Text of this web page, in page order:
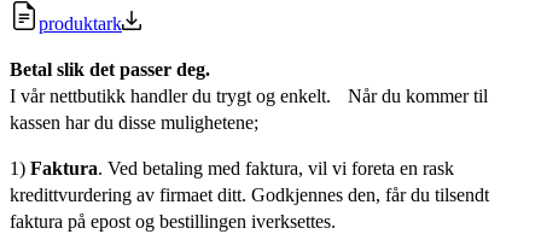
produktark
Betal slik det passer deg.
I vår nettbutikk handler du trygt og enkelt. Når du kommer til
kassen har du disse mulighetene;
1) Faktura. Ved betaling med faktura, vil vi foreta en rask
kredittvurdering av firmaet ditt. Godkjennes den, får du tilsendt
faktura på epost og bestillingen iverksettes.